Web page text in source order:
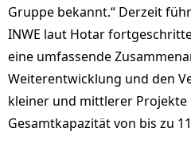
Gruppe bekannt.“ Derzeit
INWE laut Hotar
eine umfassende
Weiterentwicklung und den
kleiner und mittlerer Projekte
Gesamtkapazität von bis zu